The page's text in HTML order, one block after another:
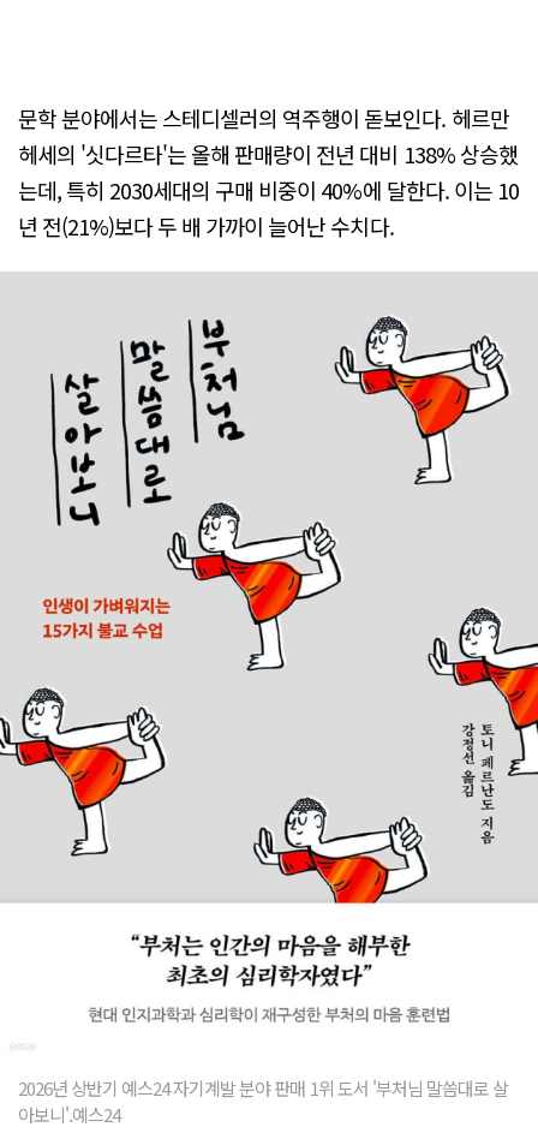
문학 분야에서는 스테디셀러의 역주행이 돋보인다. 헤르만
헤세의 '싯다르타'는 올해 판매량이 전년 대비 138% 상승했
는데, 특히 2030세대의 구매 비중이 40%에 달한다. 이는 10
년 전(21%)보다 두 배 가까이 늘어난 수치다.
2026년 상반기 예스24 자기계발 분야 판매 1위 도서 '부처님 말씀대로 살
아보니'.예스24